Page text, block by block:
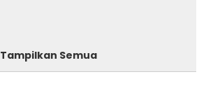
Tampilkan Semua